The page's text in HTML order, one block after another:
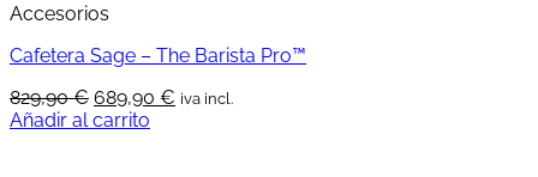
Accesorios
Cafetera Sage – The Barista Pro™
829,90€ El
precio
689,90 € El
iva incl.
Añadir al carrito